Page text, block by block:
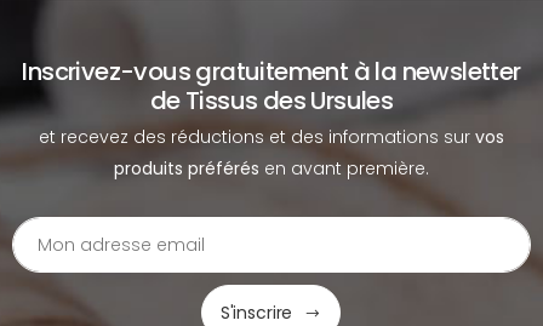
Inscrivez-vous gratuitement à la newsletter
de Tissus des Ursules
et recevez des réductions et des informations sur vos
produits préférés en avant première.
S'inscrire